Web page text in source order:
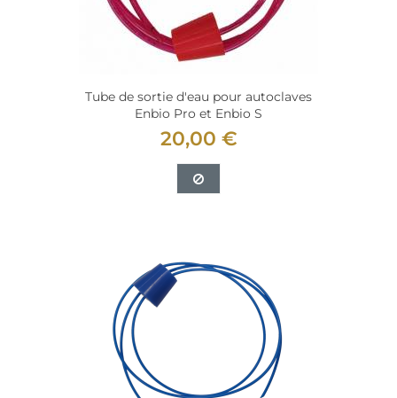
Tube de sortie d'eau pour autoclaves
Enbio Pro et Enbio S
20,00 €